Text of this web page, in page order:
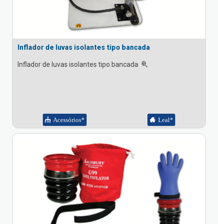
Inflador de luvas isolantes tipo bancada
Inflador de luvas isolantes tipo bancada
Acessórios* Leal*